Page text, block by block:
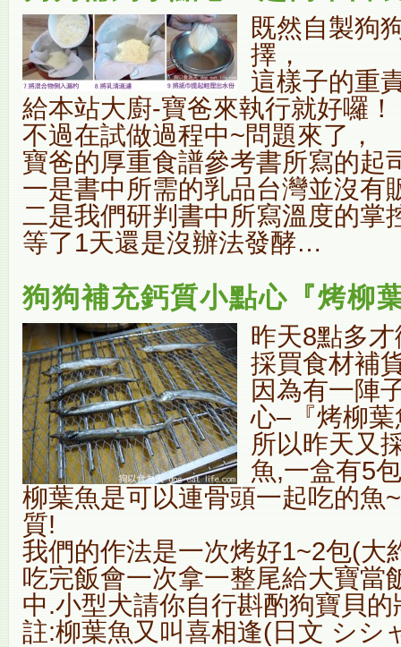
既然自製狗
擇，
這樣子的重
給本站大廚-寶爸來執行就好囉！
不過在試做過程中~問題來了，
寶爸的厚重食譜參考書所寫的起
一是書中所需的乳品台灣並沒有
二是我們研判書中所寫溫度的掌
等了1天還是沒辦法發酵…
狗狗補充鈣質小點心『烤柳
昨天8點多
採買食材補
因為有一陣
心–『烤柳葉
所以昨天又
魚,一盒有5
柳葉魚是可以連骨頭一起吃的魚
質!
我們的作法是一次烤好1~2包(大
吃完飯會一次拿一整尾給大寶當
中.小型犬請你自行斟酌狗寶貝
註:柳葉魚又叫喜相逢(日文 シシ